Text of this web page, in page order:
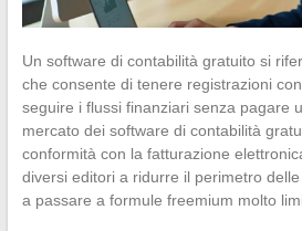
Un software di contabilità gratuito si
che consente di tenere registrazioni
seguire i flussi finanziari senza pagare
mercato dei software di contabilità
conformità con la fatturazione
diversi editori a ridurre il perimetro
a passare a formule freemium molto